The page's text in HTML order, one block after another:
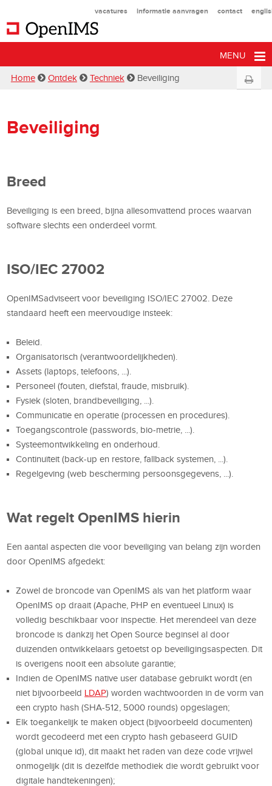
vacatures informatie aanvragen contact
MENU
Home Ontdek Techniek Beveiliging
Beveiliging
Breed
Beveiliging is een breed, bijna allesomvattend proces waarvan
software slechts een onderdeel vormt.
ISO/IEC 27002
OpenIMSadviseert voor beveiliging ISO/IEC 27002. Deze
standaard heeft een meervoudige insteek:
Beleid.
Organisatorisch (verantwoordelijkheden).
Assets (laptops, telefoons, ...).
Personeel (fouten, diefstal, fraude, misbruik).
Fysiek (sloten, brandbeveiliging, ...).
Communicatie en operatie (processen en procedures).
Toegangscontrole (passwords, bio-metrie, ...).
Systeemontwikkeling en onderhoud.
Continuïteit (back-up en restore, fallback systemen , ...).
Regelgeving (web bescherming persoonsgegevens, ...).
Wat regelt OpenIMS hierin
Een aantal aspecten die voor beveiliging van belang zijn worden
door OpenIMS afgedekt:
Zowel de broncode van OpenIMS als van het platform waar
OpenIMS op draait (Apache, PHP en eventueel Linux) is
volledig beschikbaar voor inspectie. Het merendeel van deze
broncode is dankzij het Open Source beginsel al door
duizenden ontwikkelaars getoetst op beveiligingsaspecten. Dit
is overigens nooit een absolute garantie;
Indien de OpenIMS native user database gebruikt wordt (en
niet bijvoorbeeld LDAP) worden wachtwoorden in de vorm van
een crypto hash (SHA-512, 5000 rounds) opgeslagen;
Elk toegankelijk te maken object (bijvoorbeeld documenten)
wordt gecodeerd met een crypto hash gebaseerd GUID
(global unique id), dit maakt het raden van deze code vrijwel
onmogelijk (dit is dezelfde methodiek die wordt gebruikt voor
digitale handtekeningen);